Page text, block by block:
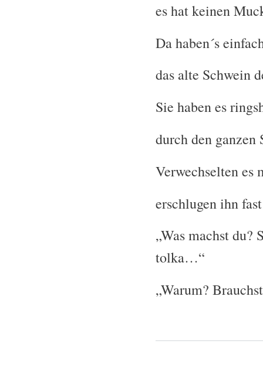
es hat keinen
Da haben´s
das alte Schwein
Sie haben es
durch den ganzen
Verwechselten es
erschlugen ihn
„Was machst
tolka…“
„Warum?